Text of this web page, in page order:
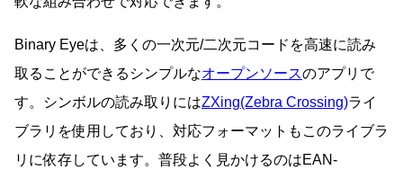
Binary Eyeは、多くの一次元/二次元コードを高速に読み
取ることができるシンプルなオープンソースのアプリで
す。シンボルの読み取りにはZXing(Zebra Crossing)ライ
ブラリを使用しており、対応フォーマットもこのライブラ
リに依存しています。普段よく見かけるのはEAN-